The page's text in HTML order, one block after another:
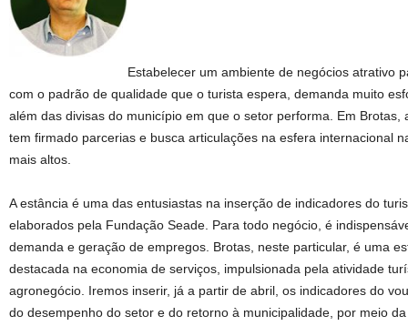
Estabelecer um ambiente de negócios atrativo
com o padrão de qualidade que o turista espera, demanda muito
além das divisas do município em que o setor performa. Em Brotas,
tem firmado parcerias e busca articulações na esfera internacional
mais altos.
A estância é uma das entusiastas na inserção de indicadores do
elaborados pela Fundação Seade. Para todo negócio, é
demanda e geração de empregos. Brotas, neste particular, é uma
destacada na economia de serviços, impulsionada pela atividade
agronegócio. Iremos inserir, já a partir de abril, os indicadores do
do desempenho do setor e do retorno à municipalidade, por meio